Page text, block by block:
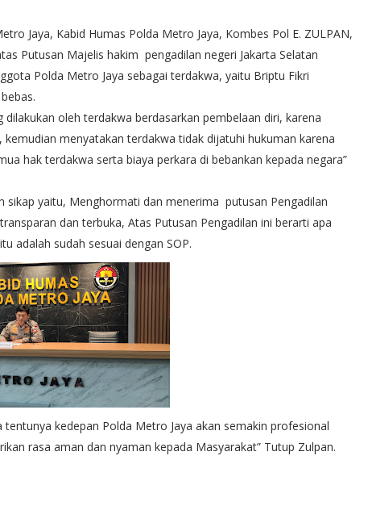
Jaya, Kabid Humas Polda Metro Jaya, Kombes Pol E. ZULPAN,
Putusan Majelis hakim pengadilan negeri Jakarta Selatan
Polda Metro Jaya sebagai terdakwa, yaitu Briptu Fikri
oleh terdakwa berdasarkan pembelaan diri, karena
menyatakan terdakwa tidak dijatuhi hukuman karena
hak terdakwa serta biaya perkara di bebankan kepada negara”
sikap yaitu, Menghormati dan menerima putusan Pengadilan
dan terbuka, Atas Putusan Pengadilan ini berarti apa
adalah sudah sesuai dengan SOP.
kedepan Polda Metro Jaya akan semakin profesional
rasa aman dan nyaman kepada Masyarakat” Tutup Zulpan.